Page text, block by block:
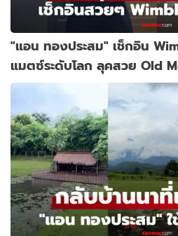
"แอน ทองประสม" เช็กอิน
แมตซ์ระดับโลก ลุคสวย Old